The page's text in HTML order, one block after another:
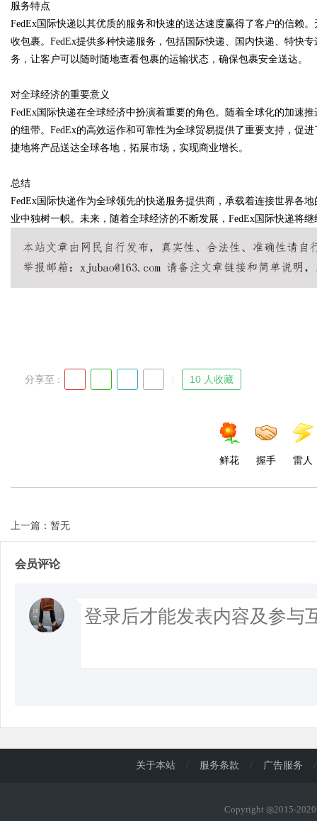
d
服务特点
FedEx国际快递以其优质的服务和快速的送达速度赢得了客户的信赖
收包裹。FedEx提供多种快递服务，包括国际快递、国内快递、特快
务，让客户可以随时随地查看包裹的运输状态，确保包裹安全送达。
对全球经济的重要意义
FedEx国际快递在全球经济中扮演着重要的角色。随着全球化的加速
的纽带。FedEx的高效运作和可靠性为全球贸易提供了重要支持，促
捷地将产品送达全球各地，拓展市场，实现商业增长。
总结
FedEx国际快递作为全球领先的快递服务提供商，承载着连接世界各
业中独树一帜。未来，随着全球经济的不断发展，FedEx国际快递将
分享至 : 10 人收藏
鲜花 握手 雷人
上一篇：暂无
会员评论
关于本站 / 服务条款 / 广告服务 /
Copyright ◎2015-